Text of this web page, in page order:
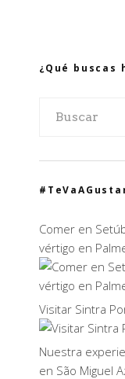
¿Qué buscas
Comer en
vértigo en
Visitar Sintra
Nuestra
en São Miguel